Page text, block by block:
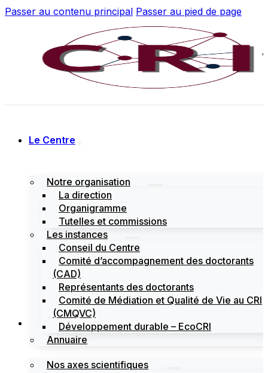
Passer au contenu principal Passer au pied de page
Le Centre
Notre organisation
La direction
Organigramme
Tutelles et commissions
Les instances
Conseil du Centre
Comité d’accompagnement des doctorants
(CAD)
Représentants des doctorants
Comité de Médiation et Qualité de Vie au CRI
(CMQVC)
Développement durable – EcoCRI
Annuaire
Recherche
Nos axes scientifiques